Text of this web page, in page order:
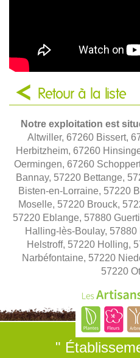
Retour à la liste
Notre exploitation est
Altwiller, 67260 Bissert,
Herbitzheim, 67260
Oermingen, 67260
Bannay, 57220 Bettange,
Bisten-en-Lorraine, 57220
Moselle, 57220 Brouck,
57220 Eblange, 57880
Halling-lès-Boulay,
Helstroff, 57220 Holling,
Narbéfontaine, 57220
57220
"